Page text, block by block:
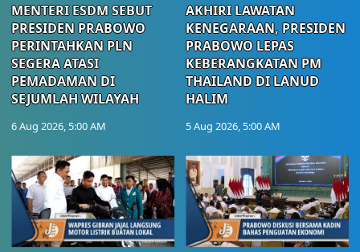
MENTERI ESDM SEBUT
PRESIDEN PRABOWO
PERINTAHKAN PLN
SEGERA ATASI
PEMADAMAN DI
SEJUMLAH WILAYAH
6 Aug 2026, 5:00 AM
AKHIRI LAWATAN
KENEGARAAN, PRESIDEN
PRABOWO LEPAS
KEBERANGKATAN PM
THAILAND DI LANUD
HALIM
5 Aug 2026, 5:00 AM